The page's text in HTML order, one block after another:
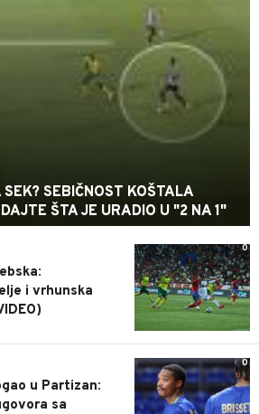
SEBIČNOST KOŠTALA
ŠTA JE URADIO U "2 NA 1"
0
i vrhunska
0
u Partizan:
sa